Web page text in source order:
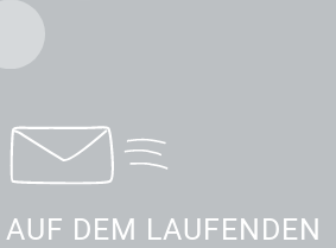
DEM LAUFENDEN